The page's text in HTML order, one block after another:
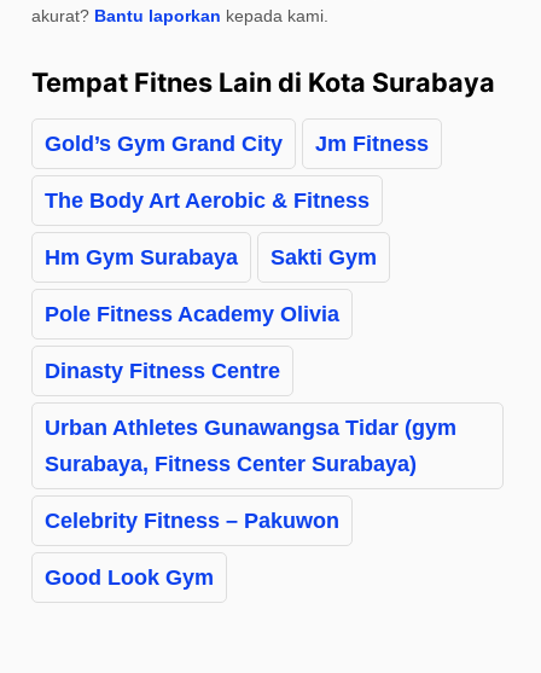
akurat? Bantu laporkan kepada kami.
Tempat Fitnes Lain di Kota Surabaya
Gold’s Gym Grand City Jm Fitness
The Body Art Aerobic & Fitness
Hm Gym Surabaya Sakti Gym
Pole Fitness Academy Olivia
Dinasty Fitness Centre
Urban Athletes Gunawangsa Tidar (gym
Surabaya, Fitness Center Surabaya)
Celebrity Fitness – Pakuwon
Good Look Gym